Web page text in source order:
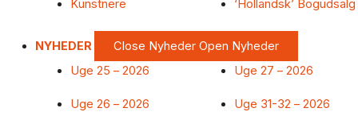
Kunstnere
‘Hollandsk’ Bogudsalg
NYHEDER Close Nyheder Open Nyheder
Uge 25 – 2026
Uge 26 – 2026
Uge 27 – 2026
Uge 31-32 – 2026